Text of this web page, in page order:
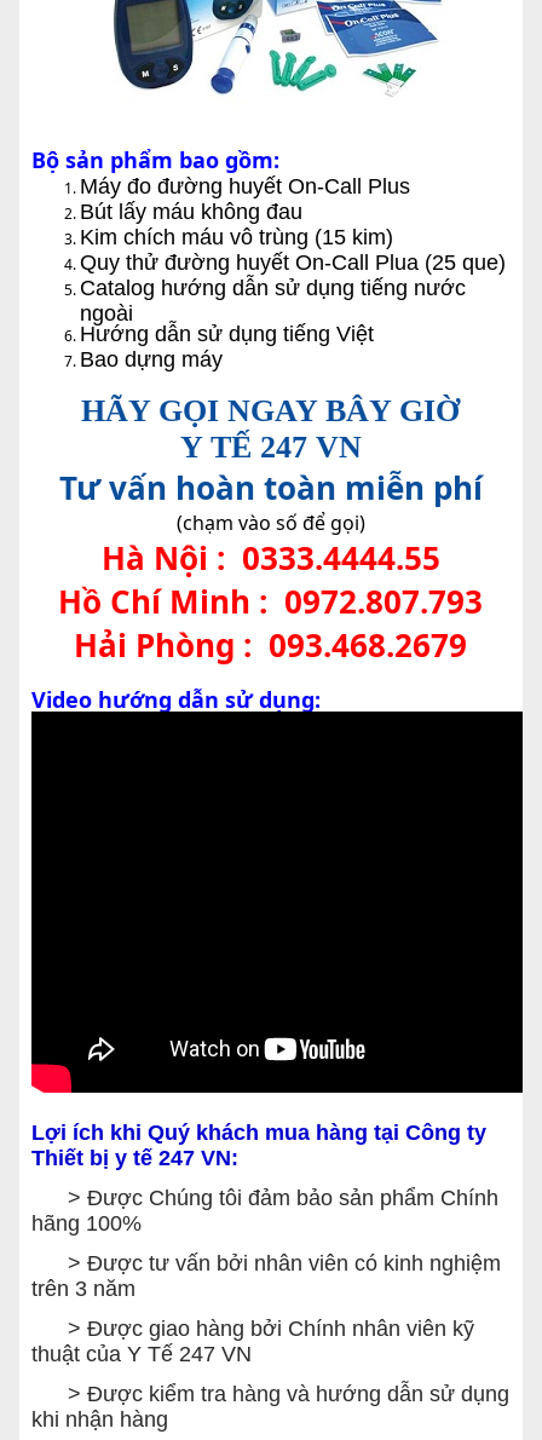
Bộ sản phẩm bao gồm:
Máy đo đường huyết On-Call Plus
Bút lấy máu không đau
Kim chích máu vô trùng (15 kim)
Quy thử đường huyết On-Call Plua (25 que)
Catalog hướng dẫn sử dụng tiếng nước
ngoài
Hướng dẫn sử dụng tiếng Việt
Bao dựng máy
HÃY GỌI NGAY BÂY GIỜ
Y TẾ 247 VN
Tư vấn hoàn toàn miễn phí
(chạm vào số để gọi)
Hà Nội : 0333.4444.55
Hồ Chí Minh : 0972.807.793
Hải Phòng : 093.468.2679
Video hướng dẫn sử dụng:
Lợi ích khi Quý khách mua hàng tại Công ty
Thiết bị y tế 247 VN:
> Được Chúng tôi đảm bảo sản phẩm Chính
hãng 100%
> Được tư vấn bởi nhân viên có kinh nghiệm
trên 3 năm
> Được giao hàng bởi Chính nhân viên kỹ
thuật của Y Tế 247 VN
> Được kiểm tra hàng và hướng dẫn sử dụng
khi nhận hàng